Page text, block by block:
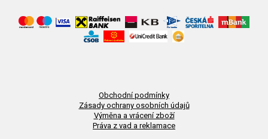
Obchodní podmínky
Zásady ochrany osobních údajů
Výměna a vrácení zboží
Práva z vad a reklamace